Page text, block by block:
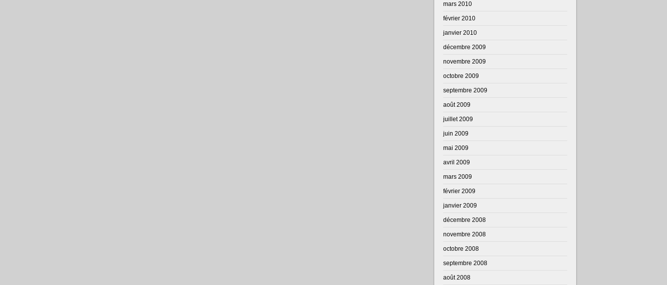
mars 2010
février 2010
janvier 2010
décembre 2009
novembre 2009
octobre 2009
septembre 2009
août 2009
juillet 2009
juin 2009
mai 2009
avril 2009
mars 2009
février 2009
janvier 2009
décembre 2008
novembre 2008
octobre 2008
septembre 2008
août 2008